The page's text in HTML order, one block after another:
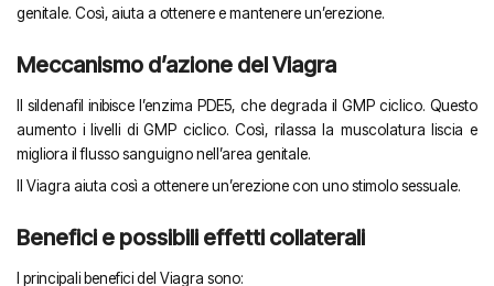
genitale. Così, aiuta a ottenere e mantenere un’erezione.
Meccanismo d’azione del Viagra
Il sildenafil inibisce l’enzima PDE5, che degrada il GMP ciclico. Questo
aumento i livelli di GMP ciclico. Così, rilassa la muscolatura liscia e
migliora il flusso sanguigno nell’area genitale.
Il Viagra aiuta così a ottenere un’erezione con uno stimolo sessuale.
Benefici e possibili effetti collaterali
I principali benefici del Viagra sono: